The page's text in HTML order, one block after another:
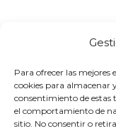
Para ofrecer las mejores
cookies para almacenar
consentimiento de estas
el comportamiento de
sitio. No consentir o
(FAQS)
de